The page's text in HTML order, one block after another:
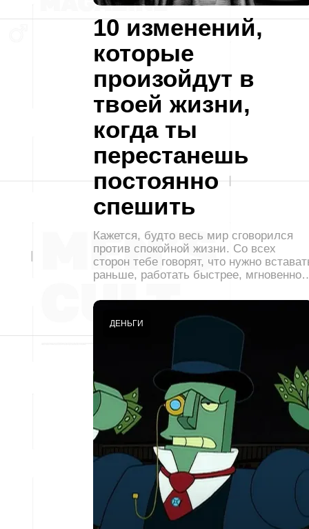
10 изменений,
которые
произойдут в
твоей жизни,
когда ты
перестанешь
постоянно
спешить
Кажется, будто весь мир сговорился
против спокойной жизни. Со всех
сторон тебе говорят, что нужно
раньше, работать быстрее,
ДЕНЬГИ